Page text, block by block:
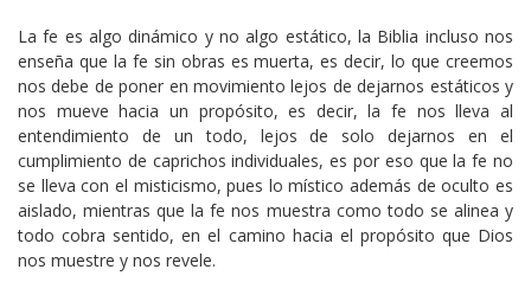
La fe es algo dinámico y no algo estático, la Biblia incluso nos
enseña que la fe sin obras es muerta, es decir, lo que creemos
nos debe de poner en movimiento lejos de dejarnos estáticos y
nos mueve hacia un propósito, es decir, la fe nos lleva al
entendimiento de un todo, lejos de solo dejarnos en el
cumplimiento de caprichos individuales, es por eso que la fe no
se lleva con el misticismo, pues lo místico además de oculto es
aislado, mientras que la fe nos muestra como todo se alinea y
todo cobra sentido, en el camino hacia el propósito que Dios
nos muestre y nos revele.